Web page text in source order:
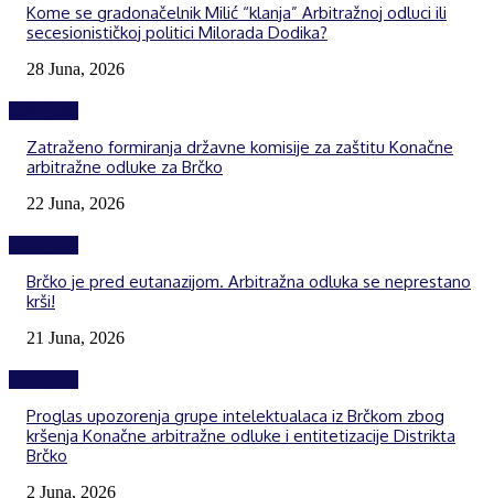
Kome se gradonačelnik Milić “klanja” Arbitražnoj odluci ili
secesionističkoj politici Milorada Dodika?
28 Juna, 2026
Zatraženo formiranja državne komisije za zaštitu Konačne
arbitražne odluke za Brčko
22 Juna, 2026
Brčko je pred eutanazijom. Arbitražna odluka se neprestano
krši!
21 Juna, 2026
Proglas upozorenja grupe intelektualaca iz Brčkom zbog
kršenja Konačne arbitražne odluke i entitetizacije Distrikta
Brčko
2 Juna, 2026